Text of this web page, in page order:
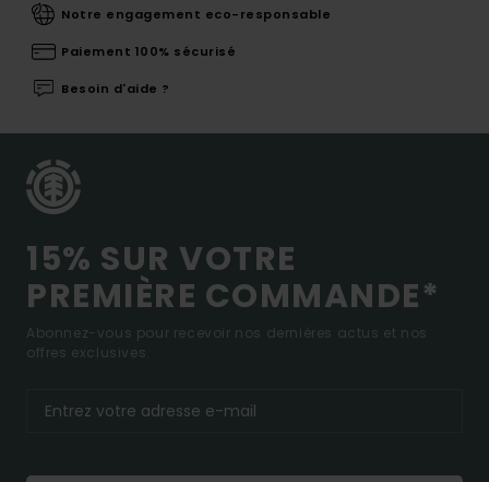
Notre engagement eco-responsable
Paiement 100% sécurisé
Besoin d'aide ?
15% SUR VOTRE
PREMIÈRE COMMANDE*
Abonnez-vous pour recevoir nos dernières actus et nos
offres exclusives.